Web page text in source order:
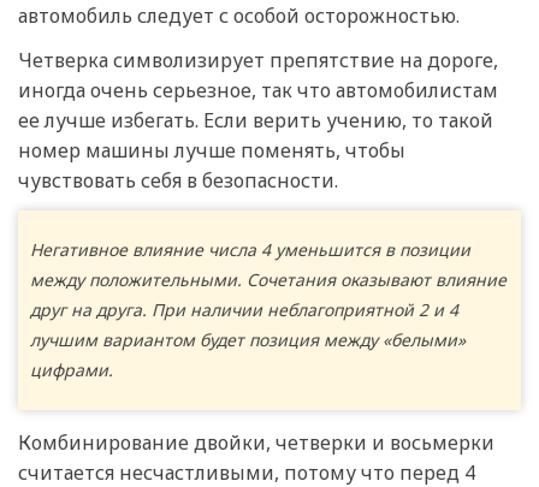
автомобиль следует с особой осторожностью.
Четверка символизирует препятствие на дороге,
иногда очень серьезное, так что автомобилистам
ее лучше избегать. Если верить учению, то такой
номер машины лучше поменять, чтобы
чувствовать себя в безопасности.
Негативное влияние числа 4 уменьшится в позиции
между положительными. Сочетания оказывают влияние
друг на друга. При наличии неблагоприятной 2 и 4
лучшим вариантом будет позиция между «белыми»
цифрами.
Комбинирование двойки, четверки и восьмерки
считается несчастливыми, потому что перед 4